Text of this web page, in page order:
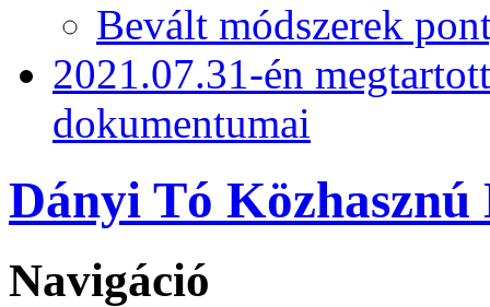
Bevált módszerek
2021.07.31-én
dokumentumai
Dányi Tó
Navigáció